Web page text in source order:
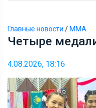
Главные новости / ММА
Четыре
4.08.2026, 18:16